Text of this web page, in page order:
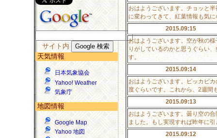
サイト内
天気情報
日本気象協会
Yahoo! Weather
気象庁
地図情報
Google Map
Yahoo 地図
おはようございます。チョッと
に変わってきて、紅葉情報も気
2015.09:15
おはようございます。空が秋の
りがしているのかと思うぐらい
す。
2015.09:14
おはようございます。ピッカピ
度ぐらいです。これから、2週間
2015.09:13
おはようございます。曇り空の
ました。もし実現すれば昨年に
2015.09:12